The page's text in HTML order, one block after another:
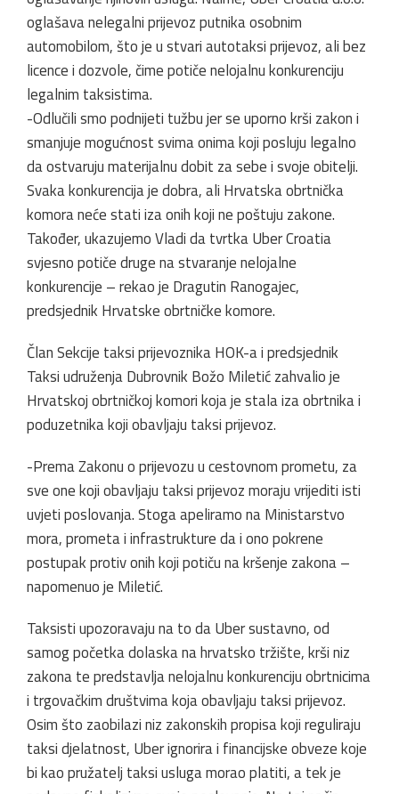
oglašava nelegalni prijevoz putnika osobnim
automobilom, što je u stvari autotaksi prijevoz, ali bez
licence i dozvole, čime potiče nelojalnu konkurenciju
legalnim taksistima.
-Odlučili smo podnijeti tužbu jer se uporno krši zakon i
smanjuje mogućnost svima onima koji posluju legalno
da ostvaruju materijalnu dobit za sebe i svoje obitelji.
Svaka konkurencija je dobra, ali Hrvatska obrtnička
komora neće stati iza onih koji ne poštuju zakone.
Također, ukazujemo Vladi da tvrtka Uber Croatia
svjesno potiče druge na stvaranje nelojalne
konkurencije – rekao je Dragutin Ranogajec,
predsjednik Hrvatske obrtničke komore.
Član Sekcije taksi prijevoznika HOK-a i predsjednik
Taksi udruženja Dubrovnik Božo Miletić zahvalio je
Hrvatskoj obrtničkoj komori koja je stala iza obrtnika i
poduzetnika koji obavljaju taksi prijevoz.
-Prema Zakonu o prijevozu u cestovnom prometu, za
sve one koji obavljaju taksi prijevoz moraju vrijediti isti
uvjeti poslovanja. Stoga apeliramo na Ministarstvo
mora, prometa i infrastrukture da i ono pokrene
postupak protiv onih koji potiču na kršenje zakona –
napomenuo je Miletić.
Taksisti upozoravaju na to da Uber sustavno, od
samog početka dolaska na hrvatsko tržište, krši niz
zakona te predstavlja nelojalnu konkurenciju obrtnicima
i trgovačkim društvima koja obavljaju taksi prijevoz.
Osim što zaobilazi niz zakonskih propisa koji reguliraju
taksi djelatnost, Uber ignorira i financijske obveze koje
bi kao pružatelj taksi usluga morao platiti, a tek je